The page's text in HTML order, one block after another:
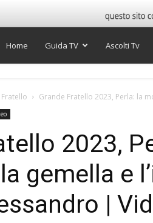
Super
Home Guida TV Ascolti Tv
Grande Fratello 2023, Perla: la
2023,
gemella e
|